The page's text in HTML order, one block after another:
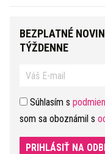
BEZPLATNÉ
TÝŽDENNE
Súhlasím s
som sa oboznámil s
PRIHLÁSIŤ NA